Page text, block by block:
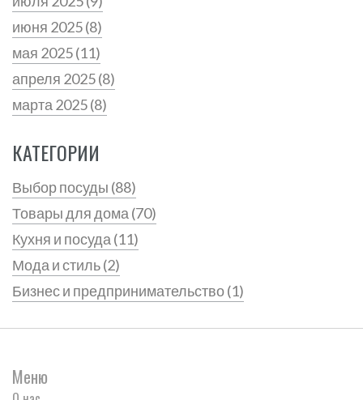
июня 2025(8)
мая 2025(11)
апреля 2025(8)
марта 2025(8)
КАТЕГОРИИ
Выбор посуды (88)
Товары для дома (70)
Кухня и посуда (11)
Мода и стиль(2)
Бизнес и предпринимательство(1)
Меню